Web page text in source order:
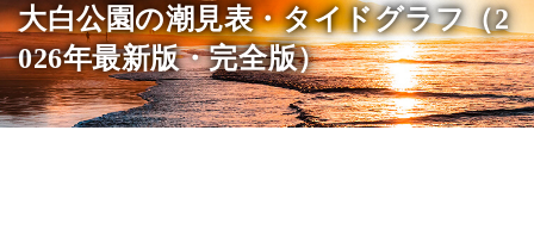
大白公園の潮見表・タイドグラフ（2
026年最新版・完全版）